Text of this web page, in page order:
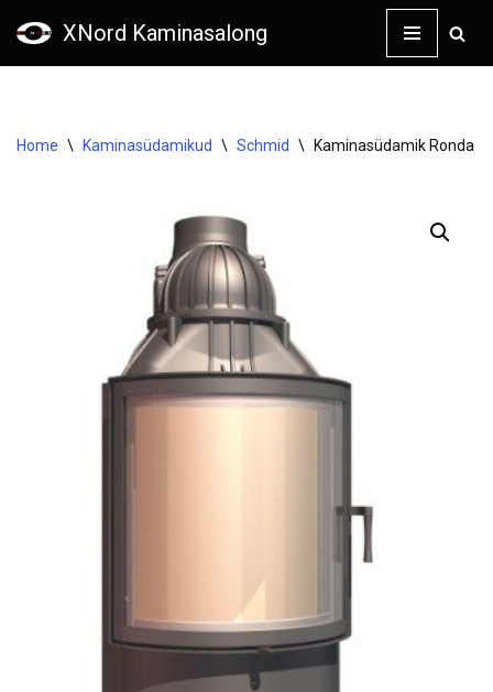
XNord Kaminasalong
Home \ Kaminasüdamikud \ Schmid \ Kaminasüdamik Ronda